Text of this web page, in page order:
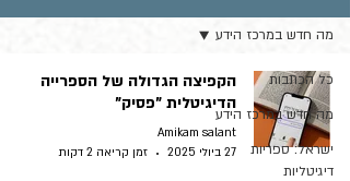
כל הכתבות
מה חדש במרכז הידע
ישראל: ספריות
דיגיטליות
מה חדש במרכז הידע
הקפיצה הגדולה של הספרייה
הדיגיטלית "פסיק"
Amikam salant
27 ביולי 2025
זמן קריאה 2 דקות